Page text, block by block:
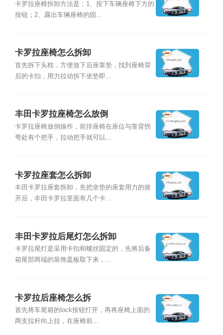
卡罗拉座椅拆卸方法是：1、按下车辆座椅下方的
按钮；2、露出车辆座椅的固...
卡罗拉座椅怎么拆卸
首先拆下头枕，方便放下后座靠垫，找到座椅背
后的卡扣，用力拉动拆下坐垫即...
丰田卡罗拉座椅怎么放倒
卡罗拉座椅放倒操作，前排座椅在座位与靠背拐
弯处有个把手，拉动把手就可以...
卡罗拉座套怎么拆卸
丰田卡罗拉座套拆卸，先把坐垫的座套用力的掀
开后，丰田卡罗拉里面有几个卡...
丰田卡罗拉后尾灯怎么拆卸
卡罗拉尾灯是采用卡扣和螺丝固定的，先将后备
箱尾部两端的装饰盖板取下来，...
卡罗拉后座椅怎么拆
首先将车尾箱的lock按钮打开，再将座椅上面的
两支拉杆向上拉，在座椅前...